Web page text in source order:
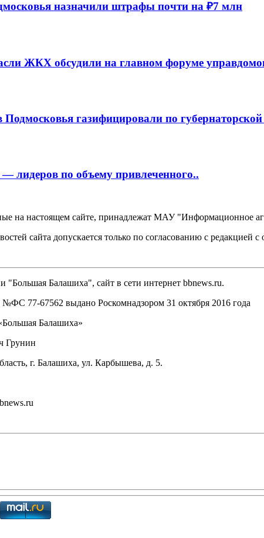
назначили штрафы почти на ₽7 млн
ЖКХ обсудили на главном форуме
газифицировали по
лидеров по объему привлеченного..
на настоящем сайте, принадлежат МАУ "Информационное
сайта допускается только по согласованию с редакцией
"Большая Балашиха", сайт в сети интернет bbnews.ru.
‎77-67562 выдано Роскомнадзором 31 октября 2016 года
Балашиха»
Грунин
г. Балашиха, ул. Карбышева, д. 5.